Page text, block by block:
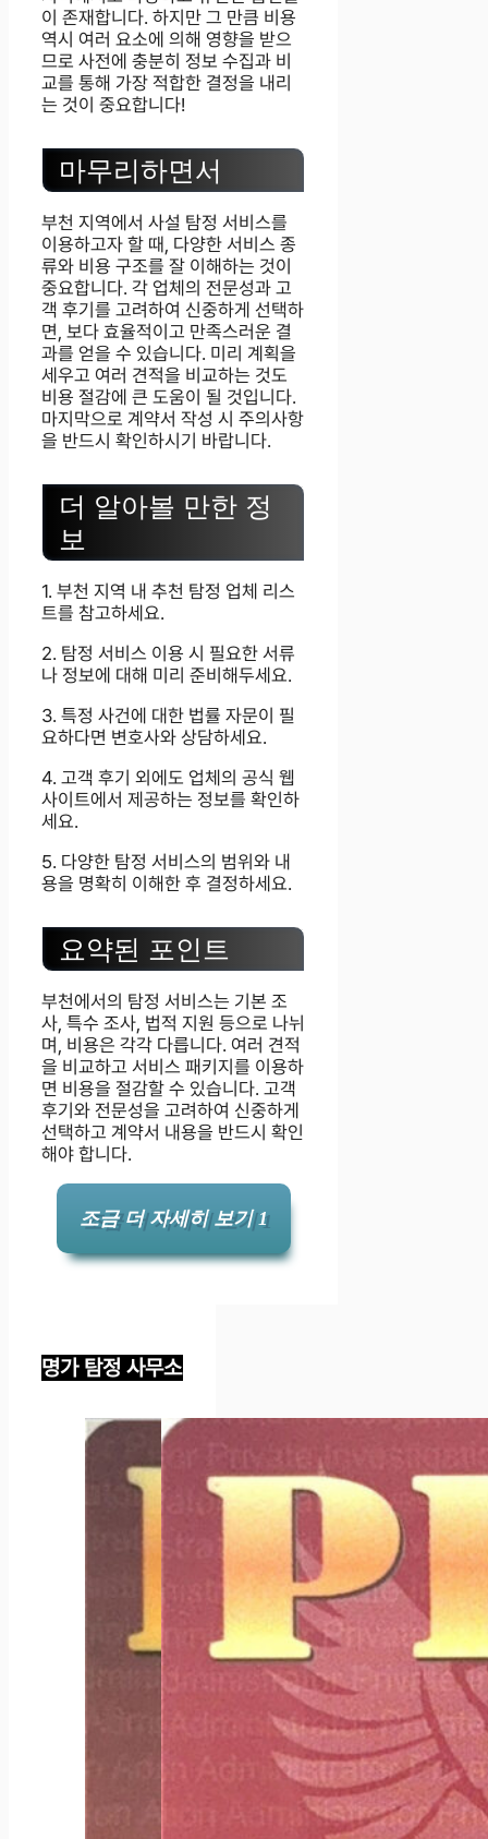
이 존재합니다. 하지만 그 만큼 비용
역시 여러 요소에 의해 영향을 받으
므로 사전에 충분히 정보 수집과 비
교를 통해 가장 적합한 결정을 내리
는 것이 중요합니다!
마무리하면서
부천 지역에서 사설 탐정 서비스를
이용하고자 할 때, 다양한 서비스 종
류와 비용 구조를 잘 이해하는 것이
중요합니다. 각 업체의 전문성과 고
객 후기를 고려하여 신중하게 선택하
면, 보다 효율적이고 만족스러운 결
과를 얻을 수 있습니다. 미리 계획을
세우고 여러 견적을 비교하는 것도
비용 절감에 큰 도움이 될 것입니다.
마지막으로 계약서 작성 시 주의사항
을 반드시 확인하시기 바랍니다.
더 알아볼 만한 정
보
1. 부천 지역 내 추천 탐정 업체 리스
트를 참고하세요.
2. 탐정 서비스 이용 시 필요한 서류
나 정보에 대해 미리 준비해두세요.
3. 특정 사건에 대한 법률 자문이 필
요하다면 변호사와 상담하세요.
4. 고객 후기 외에도 업체의 공식 웹
사이트에서 제공하는 정보를 확인하
세요.
5. 다양한 탐정 서비스의 범위와 내
용을 명확히 이해한 후 결정하세요.
요약된 포인트
부천에서의 탐정 서비스는 기본 조
사, 특수 조사, 법적 지원 등으로 나뉘
며, 비용은 각각 다릅니다. 여러 견적
을 비교하고 서비스 패키지를 이용하
면 비용을 절감할 수 있습니다. 고객
후기와 전문성을 고려하여 신중하게
선택하고 계약서 내용을 반드시 확인
해야 합니다.
조금 더 자세히 보기 1
명가 탐정 사무소